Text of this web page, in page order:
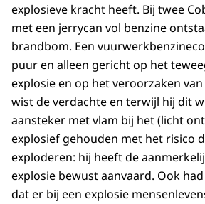
explosieve kracht heeft. Bij twee
met een jerrycan vol benzine
brandbom. Een
puur en alleen gericht op het
explosie en op het veroorzaken van
wist de verdachte en terwijl hij dit
aansteker met vlam bij het (licht
explosief gehouden met het risico
exploderen: hij heeft de
explosie bewust aanvaard. Ook
dat er bij een explosie